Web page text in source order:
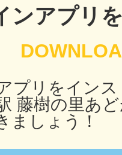
ンアプリ
プリをイン
藤樹の里あ
ましょう！
日置
高知市